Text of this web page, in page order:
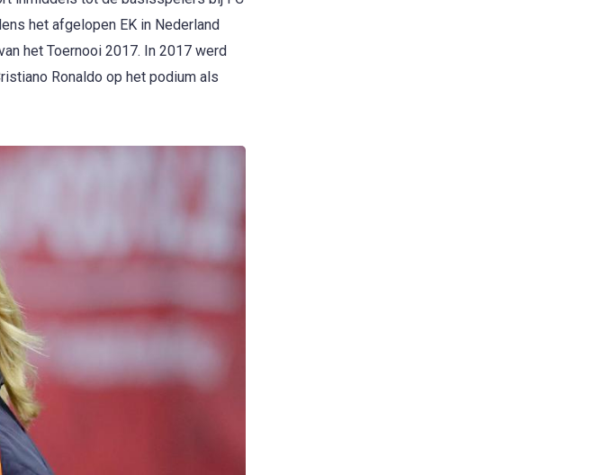
het afgelopen EK in Nederland
het Toernooi 2017. In 2017 werd
Ronaldo op het podium als